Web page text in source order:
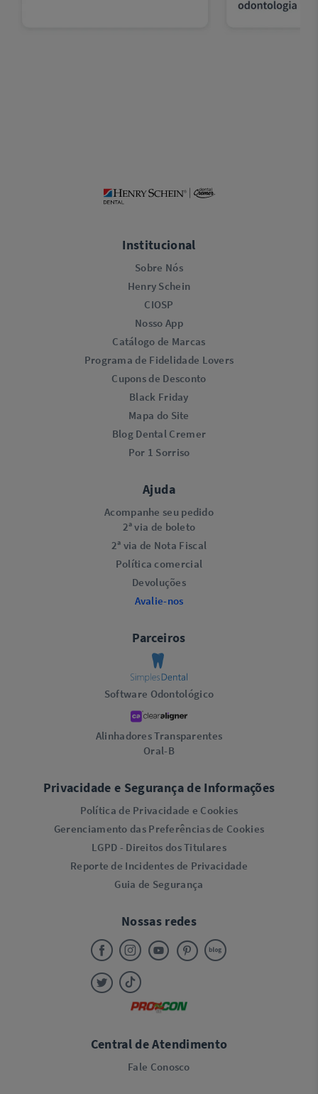
Institucional
Sobre Nós
Henry Schein
CIOSP
Nosso App
Catálogo de Marcas
Programa de Fidelidade Lovers​
Cupons de Desconto
Black Friday
Mapa do Site
Blog Dental Cremer
Por 1 Sorriso
Ajuda
Acompanhe seu pedido
2ª via de boleto
2ª via de Nota Fiscal
Política comercial
Devoluções
Avalie-nos
Parceiros
Software Odontológico
Alinhadores Transparentes
Oral-B
Privacidade e Segurança de Informações
Política de Privacidade e Cookies
Gerenciamento das Preferências de Cookies
LGPD - Direitos dos Titulares
Reporte de Incidentes de Privacidade
Guia de Segurança
Nossas redes
Central de Atendimento
Fale Conosco